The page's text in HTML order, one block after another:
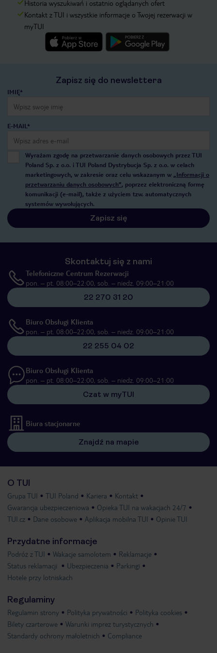
Historia wyszukiwań i ostatnio oglądanych ofert
Kontakt z TUI i wszystkie informacje o Twojej rezerwacji w
myTUI
Zapisz się do newslettera
IMIĘ*
E-MAIL*
Wyrażam zgodę na przetwarzanie danych osobowych przez TUI
Poland Sp. z o.o. i TUI Poland Dystrybucja Sp. z o.o. w celach
marketingowych, w zakresie oraz celu wskazanym w „Informacji o
przetwarzaniu danych osobowych”, poprzez elektroniczną formę
komunikacji (e-mail), także z użyciem tzw. automatycznych
systemów wywołujących.
Zapisz się
Skontaktuj się z nami
Telefoniczne Centrum Rezerwacji
pon. – pt. 08:00–22:00, sob. – niedz. 09:00–21:00
22 270 31 20
Biuro Obsługi Klienta
pon. – pt. 08:00–22:00, sob. – niedz. 09:00–21:00
22 255 04 02
Biuro Obsługi Klienta
pon. – pt. 08:00–22:00, sob. – niedz. 09:00–21:00
Czat w myTUI
Biura stacjonarne
Znajdź na mapie
O TUI
Grupa TUI TUI Poland Kariera
Kontakt
Gwarancja ubezpieczeniowa
Opieka TUI na wakacjach 24/7
TUI.cz
Dane osobowe Aplikacja mobilna TUI Opinie TUI
Przydatne informacje
Podróż z TUI Wakacje samolotem
Reklamacje
Status reklamacji
Ubezpieczenia
Parkingi
Hotele przy lotniskach
Regulaminy
Regulamin strony Polityka prywatności
Polityka cookies
Bilety czarterowe
Warunki imprez turystycznych
Standardy ochrony małoletnich
Compliance